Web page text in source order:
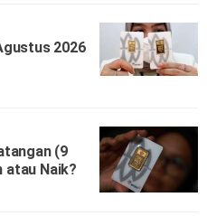
2026
(9
atau Naik?